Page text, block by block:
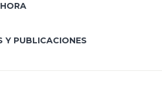
Y PUBLICACIONES